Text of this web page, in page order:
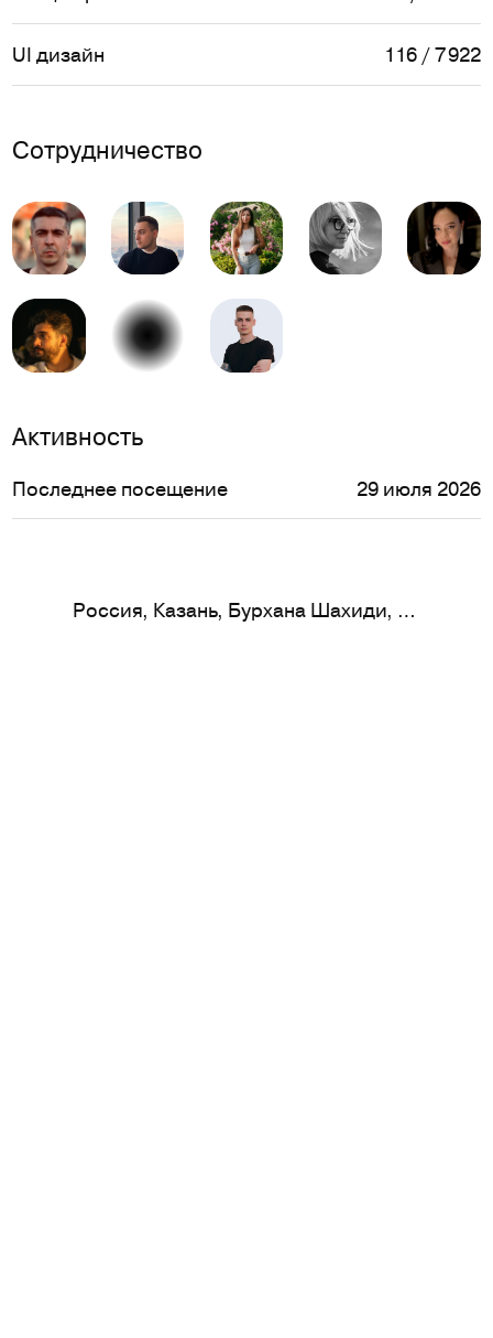
UI дизайн 116 / 7 922
Сотрудничество
Активность
Последнее посещение 29 июля 2026
Россия, Казань, Бурхана Шахиди, дом 9а